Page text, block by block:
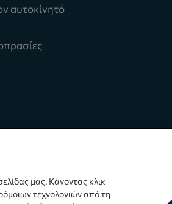
αυτοκίνητό
μας. Κάνοντας κλικ
τεχνολογιών από τη